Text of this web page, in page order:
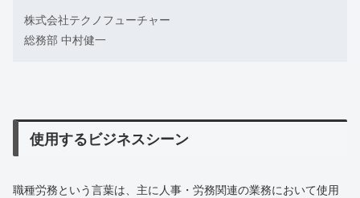
株式会社テクノフューチャー
総務部 中村健一
使用するビジネスシーン
職種労務という言葉は、主に人事・労務関連の業務において使用